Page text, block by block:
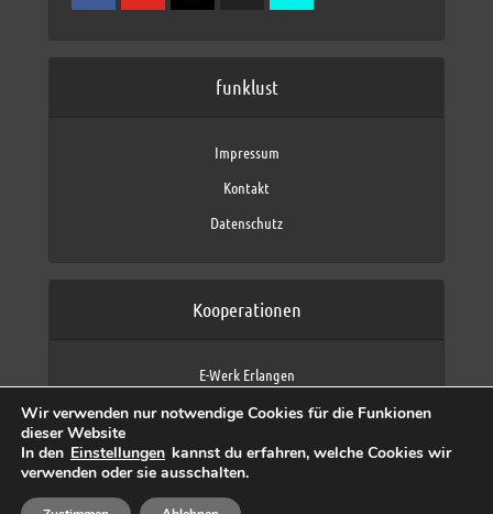
funklust
Impressum
Kontakt
Datenschutz
Kooperationen
E-Werk Erlangen
Fraunhofer IIS
max neo (AFK max)
Wir verwenden nur notwendige Cookies für die Funkionen
dieser Website
In den Einstellungen kannst du erfahren, welche Cookies wir
verwenden oder sie ausschalten.